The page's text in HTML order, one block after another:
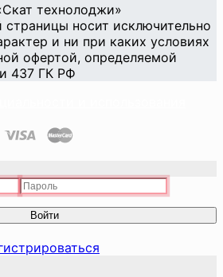
технолоджи»
носит исключительно
и ни при каких условиях
офертой, определяемой
437 ГК РФ
Войти